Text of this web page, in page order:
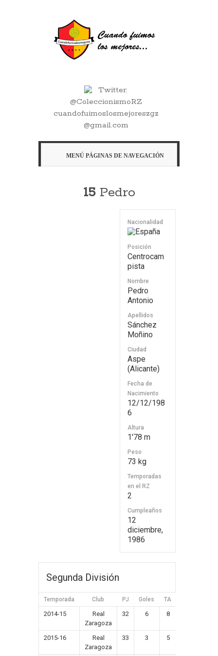
Twitter:
@ColeccionismoRZ
cuandofuimoslosmejoreszgz
@gmail.com
MENÚ PÁGINAS DE NAVEGACIÓN
15Pedro
Nacionalidad
España
Posición
Centrocam
pista
Nombre
Pedro
Antonio
Apellidos
Sánchez
Moñino
Ciudad
Aspe
(Alicante)
Fecha de
Nacimiento
12/12/198
6
Altura
1'78 m
Peso
73 kg
Temporadas
en el RZ
2
Cumpleaños
12
diciembre,
1986
Segunda División
Temporada Club PJ Goles TA
2014-15
Real
Zaragoza
32 6 8
2015-16
Real
Zaragoza
33 3 5